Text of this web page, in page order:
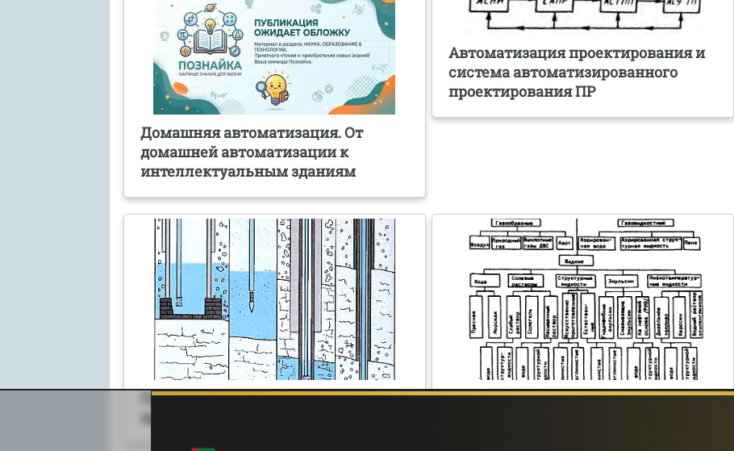
Домашняя автоматизация. От
домашней автоматизации к
интеллектуальным зданиям
Автоматизация проектирования и
система автоматизированного
проектирования ПР
Скважины для воды, нефти и
природного газа
Промывка и продувка скважин: